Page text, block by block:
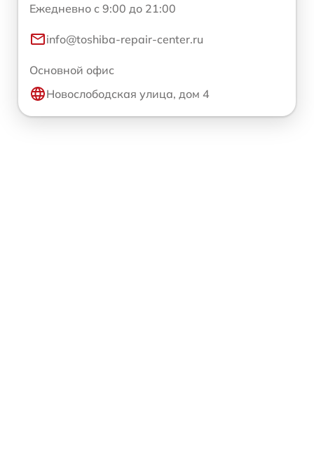
Ежедневно с 9:00 до 21:00
info@toshiba-repair-center.ru
Основной офис
Новослободская улица, дом 4